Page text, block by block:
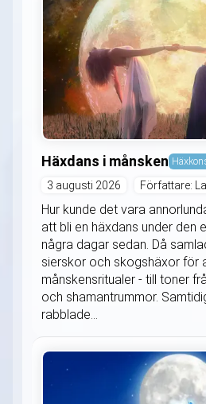
Häxdans i månsken
3 augusti 2026 Författare:
Hur kunde det vara
att bli en häxdans under den
några dagar sedan. Då
sierskor och skogshäxor för
månskensritualer - till toner
och shamantrummor.
rabblade...